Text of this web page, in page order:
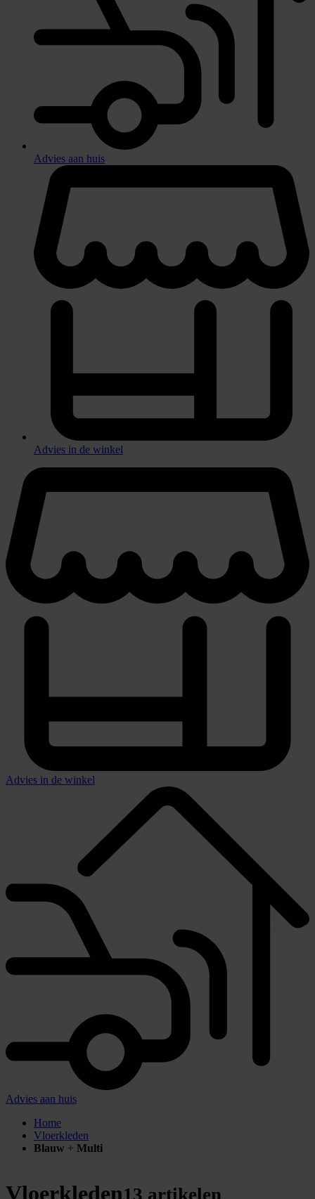
Advies aan huis
Advies in de winkel
Advies in de winkel
Advies aan huis
Home
Vloerkleden
Blauw + Multi
Vloerkleden